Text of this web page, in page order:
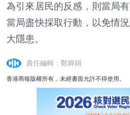
為引來居民的反感，則當局
當局盡快採取行動，以免情
大隱患。
責任編輯：鄭嬋娟
香港商報版權所有，未經書面允許不得使用。